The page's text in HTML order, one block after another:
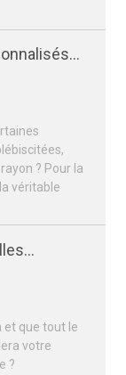
? Pour la
véritable
de la
et que tout le
votre
?